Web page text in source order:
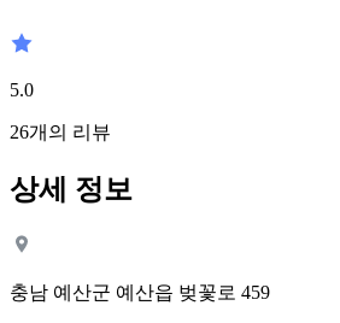
5.0
26개의 리뷰
상세 정보
충남 예산군 예산읍 벚꽃로 459